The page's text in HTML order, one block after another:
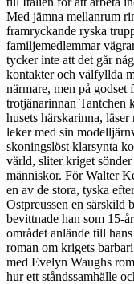
Med jämna mellanrum
framryckande ryska
familjemedlemmar
tycker inte att det går
kontakter och välfyllda
närmare, men på
trotjänarinnan Tantchen
husets härskarinna,
leker med sin
skoningslöst klarsynta
värld, sliter kriget
människor. För Walter
en av de stora, tyska
Ostpreussen en särskild
bevittnade han som 15-
området anlände till
roman om krigets
med Evelyn Waughs
hur ett ståndssamhälle